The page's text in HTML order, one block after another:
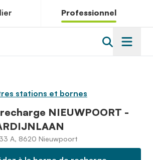
Professionnel
stations et bornes
NIEUWPOORT -
A, 8620 Nieuwpoort